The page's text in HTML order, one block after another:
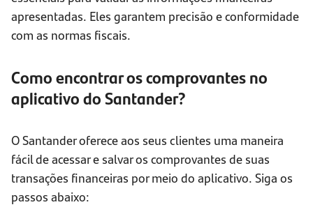
apresentadas. Eles garantem precisão e conformidade
com as normas fiscais.
Como encontrar os comprovantes no
aplicativo do Santander?
O Santander oferece aos seus clientes uma maneira
fácil de acessar e salvar os comprovantes de suas
transações financeiras por meio do aplicativo. Siga os
passos abaixo: